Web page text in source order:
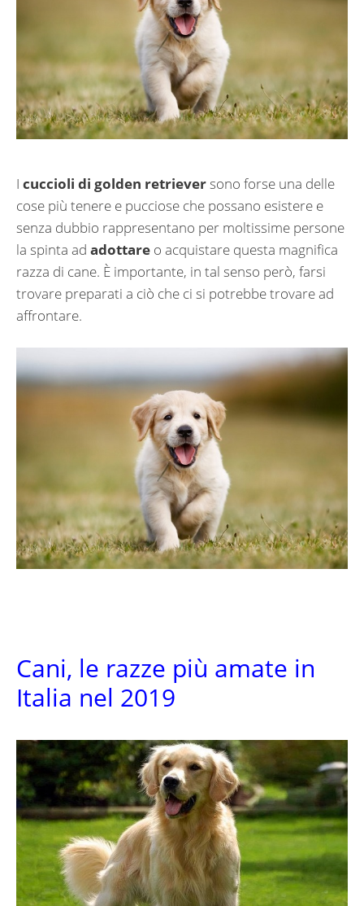
I cuccioli di golden retrieversono forse una delle
cose più tenere e pucciose che possano esistere e
senza dubbio rappresentano per moltissime persone
la spinta ad adottare o acquistare questa magnifica
razza di cane. È importante, in tal senso però, farsi
trovare preparati a ciò che ci si potrebbe trovare ad
affrontare.
Cani, le razze più amate in
Italia nel 2019